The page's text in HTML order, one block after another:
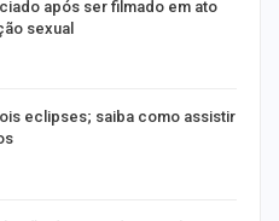
após ser filmado em ato
sexual
eclipses; saiba como assistir